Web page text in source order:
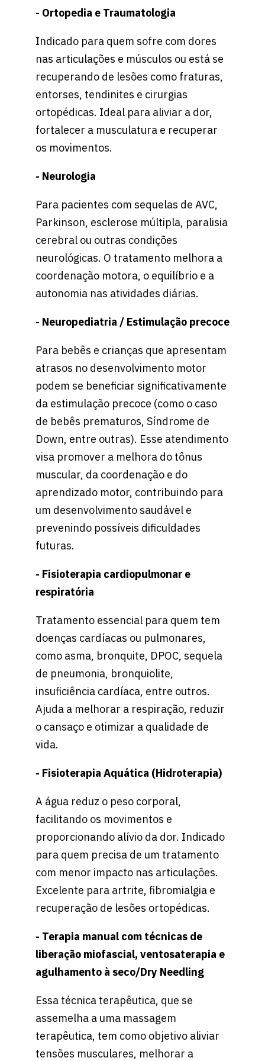
- Ortopedia e Traumatologia
Indicado para quem sofre com dores
nas articulações e músculos ou está se
recuperando de lesões como fraturas,
entorses, tendinites e cirurgias
ortopédicas. Ideal para aliviar a dor,
fortalecer a musculatura e recuperar
os movimentos.
- Neurologia
Para pacientes com sequelas de AVC,
Parkinson, esclerose múltipla, paralisia
cerebral ou outras condições
neurológicas. O tratamento melhora a
coordenação motora, o equilíbrio e a
autonomia nas atividades diárias.
- Neuropediatria / Estimulação precoce
Para bebês e crianças que apresentam
atrasos no desenvolvimento motor
podem se beneficiar significativamente
da estimulação precoce (como o caso
de bebês prematuros, Síndrome de
Down, entre outras). Esse atendimento
visa promover a melhora do tônus
muscular, da coordenação e do
aprendizado motor, contribuindo para
um desenvolvimento saudável e
prevenindo possíveis dificuldades
futuras.
- Fisioterapia cardiopulmonar e
respiratória
Tratamento essencial para quem tem
doenças cardíacas ou pulmonares,
como asma, bronquite, DPOC, sequela
de pneumonia, bronquiolite,
insuficiência cardíaca, entre outros.
Ajuda a melhorar a respiração, reduzir
o cansaço e otimizar a qualidade de
vida.
- Fisioterapia Aquática (Hidroterapia)
A água reduz o peso corporal,
facilitando os movimentos e
proporcionando alívio da dor. Indicado
para quem precisa de um tratamento
com menor impacto nas articulações.
Excelente para artrite, fibromialgia e
recuperação de lesões ortopédicas.
- Terapia manual com técnicas de
liberação miofascial, ventosaterapia e
agulhamento à seco/Dry Needling
Essa técnica terapêutica, que se
assemelha a uma massagem
terapêutica, tem como objetivo aliviar
tensões musculares, melhorar a